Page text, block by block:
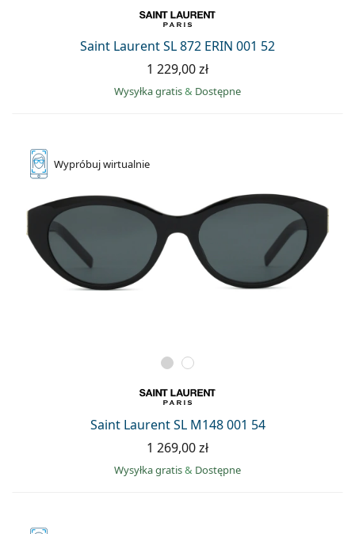
Saint Laurent SL 872 ERIN 001 52
1 229,00 zł
Wysyłka gratis& Dostępne
Wypróbujwirtualnie
Saint Laurent SL M148 001 54
1 269,00 zł
Wysyłka gratis& Dostępne